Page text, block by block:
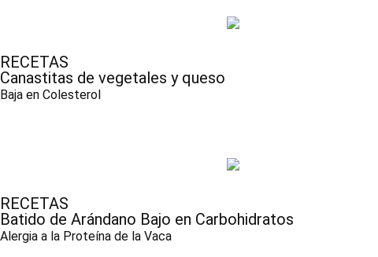
RECETAS
Canastitas de vegetales y queso
Baja en Colesterol
RECETAS
Batido de Arándano Bajo en Carbohidratos
Alergia a la Proteína de la Vaca